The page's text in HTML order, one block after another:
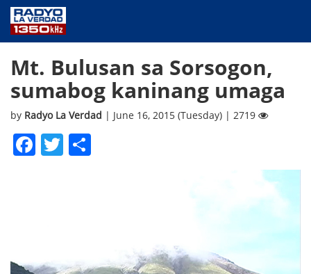
PUBLIC SERVICE
ANNOUNCEMENTS
PROGRAMS
ABOUT
CONTACT US
Mt. Bulusan sa Sorsogon,
sumabog kaninang umaga
by Radyo La Verdad | June 16, 2015 (Tuesday) | 2719
Facebook
Twitter